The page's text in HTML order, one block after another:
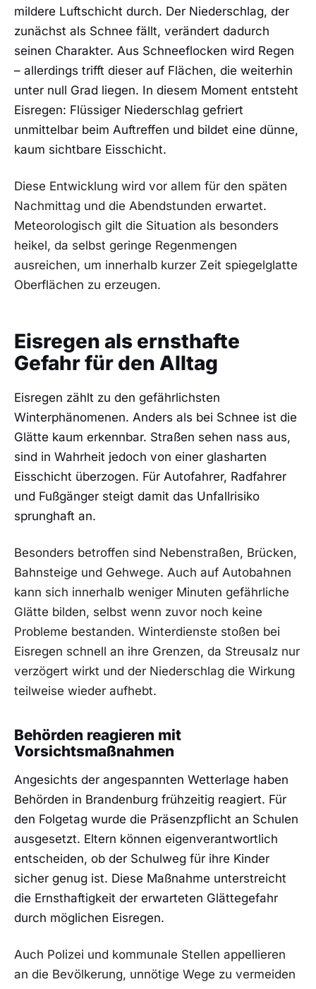
mildere Luftschicht durch. Der Niederschlag, der
zunächst als Schnee fällt, verändert dadurch
seinen Charakter. Aus Schneeflocken wird Regen
– allerdings trifft dieser auf Flächen, die weiterhin
unter null Grad liegen. In diesem Moment entsteht
Eisregen: Flüssiger Niederschlag gefriert
unmittelbar beim Auftreffen und bildet eine dünne,
kaum sichtbare Eisschicht.
Diese Entwicklung wird vor allem für den späten
Nachmittag und die Abendstunden erwartet.
Meteorologisch gilt die Situation als besonders
heikel, da selbst geringe Regenmengen
ausreichen, um innerhalb kurzer Zeit spiegelglatte
Oberflächen zu erzeugen.
Eisregen als ernsthafte
Gefahr für den Alltag
Eisregen zählt zu den gefährlichsten
Winterphänomenen. Anders als bei Schnee ist die
Glätte kaum erkennbar. Straßen sehen nass aus,
sind in Wahrheit jedoch von einer glasharten
Eisschicht überzogen. Für Autofahrer, Radfahrer
und Fußgänger steigt damit das Unfallrisiko
sprunghaft an.
Besonders betroffen sind Nebenstraßen, Brücken,
Bahnsteige und Gehwege. Auch auf Autobahnen
kann sich innerhalb weniger Minuten gefährliche
Glätte bilden, selbst wenn zuvor noch keine
Probleme bestanden. Winterdienste stoßen bei
Eisregen schnell an ihre Grenzen, da Streusalz nur
verzögert wirkt und der Niederschlag die Wirkung
teilweise wieder aufhebt.
Behörden reagieren mit
Vorsichtsmaßnahmen
Angesichts der angespannten Wetterlage haben
Behörden in Brandenburg frühzeitig reagiert. Für
den Folgetag wurde die Präsenzpflicht an Schulen
ausgesetzt. Eltern können eigenverantwortlich
entscheiden, ob der Schulweg für ihre Kinder
sicher genug ist. Diese Maßnahme unterstreicht
die Ernsthaftigkeit der erwarteten Glättegefahr
durch möglichen Eisregen.
Auch Polizei und kommunale Stellen appellieren
an die Bevölkerung, unnötige Wege zu vermeiden